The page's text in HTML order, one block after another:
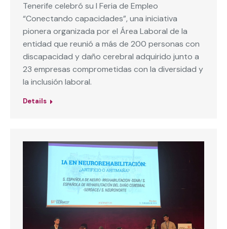
Tenerife celebró su I Feria de Empleo
“Conectando capacidades”, una iniciativa
pionera organizada por el Área Laboral de la
entidad que reunió a más de 200 personas con
discapacidad y daño cerebral adquirido junto a
23 empresas comprometidas con la diversidad y
la inclusión laboral.
Details